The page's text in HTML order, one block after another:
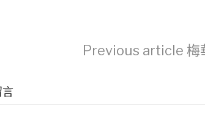
Previous article 梅
言